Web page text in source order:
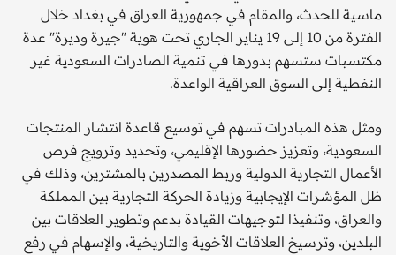
ماسية للحدث، والمقام في جمهورية العراق في بغداد خلال
الفترة من 10 إلى 19 يناير الجاري تحت هوية "جيرة وديرة" عدة
مكتسبات ستسهم بدورها في تنمية الصادرات السعودية غير
النفطية إلى السوق العراقية الواعدة.
ومثل هذه المبادرات تسهم في توسيع قاعدة انتشار المنتجات
السعودية، وتعزيز حضورها الإقليمي، وتحديد وترويج فرص
الأعمال التجارية الدولية وربط المصدرين بالمشترين، وذلك في
ظل المؤشرات الإيجابية وزيادة الحركة التجارية بين المملكة
والعراق، وتنفيذا لتوجيهات القيادة بدعم وتطوير العلاقات بين
البلدين، وترسيخ العلاقات الأخوية والتاريخية، والإسهام في رفع